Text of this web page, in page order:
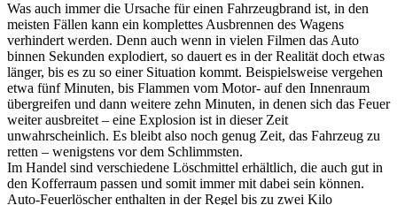
Was auch immer die Ursache für einen Fahrzeugbrand ist, in den
meisten Fällen kann ein komplettes Ausbrennen des Wagens
verhindert werden. Denn auch wenn in vielen Filmen das Auto
binnen Sekunden explodiert, so dauert es in der Realität doch etwas
länger, bis es zu so einer Situation kommt. Beispielsweise vergehen
etwa fünf Minuten, bis Flammen vom Motor- auf den Innenraum
übergreifen und dann weitere zehn Minuten, in denen sich das Feuer
weiter ausbreitet – eine Explosion ist in dieser Zeit
unwahrscheinlich. Es bleibt also noch genug Zeit, das Fahrzeug zu
retten – wenigstens vor dem Schlimmsten.
Im Handel sind verschiedene Löschmittel erhältlich, die auch gut in
den Kofferraum passen und somit immer mit dabei sein können.
Auto-Feuerlöscher enthalten in der Regel bis zu zwei Kilo